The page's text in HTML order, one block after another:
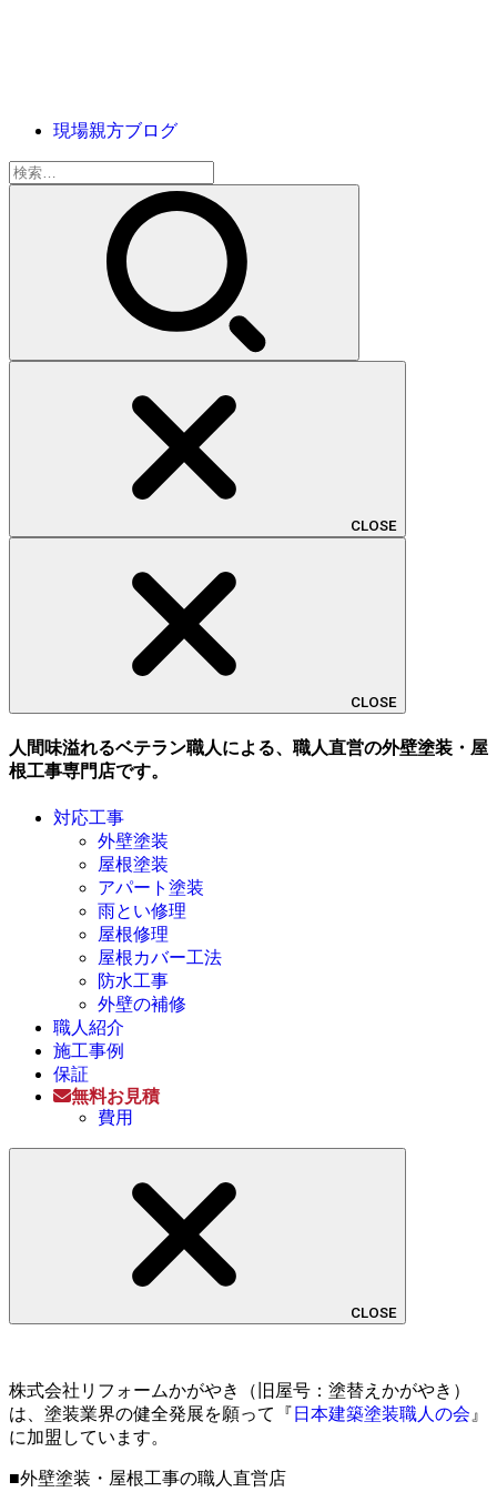
現場親方ブログ
検
索:
CLOSE
CLOSE
人間味溢れるベテラン職人による、職人直営の外壁塗装・屋
根工事専門店です。
対応工事
外壁塗装
屋根塗装
アパート塗装
雨とい修理
屋根修理
屋根カバー工法
防水工事
外壁の補修
職人紹介
施工事例
保証
無料お見積
費用
CLOSE
株式会社リフォームかがやき（旧屋号：塗替えかがやき）
は、塗装業界の健全発展を願って『 日本建築塗装職人の会 』
に加盟しています。
■外壁塗装・屋根工事の職人直営店